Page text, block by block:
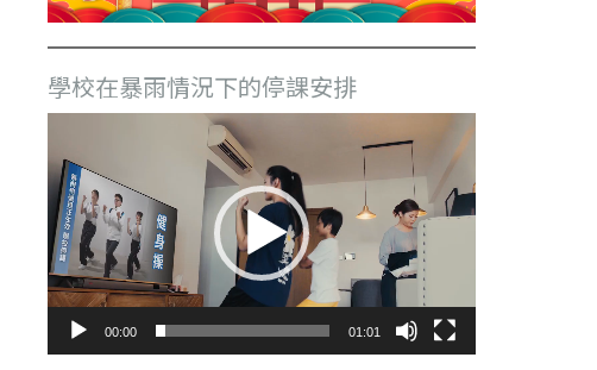
學校在暴雨情況下的停課安排
訊
播
放
器
00:00 01:01